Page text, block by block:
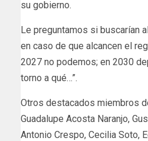
su gobierno.
Le preguntamos si buscarían
en caso de que alcancen el
2027 no podemos; en 2030
torno a qué…”.
Otros destacados miembros
Guadalupe Acosta Naranjo,
Antonio Crespo, Cecilia Soto,